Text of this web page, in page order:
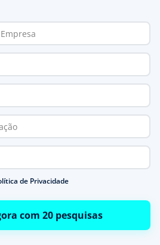
de Privacidade
com 20 pesquisas